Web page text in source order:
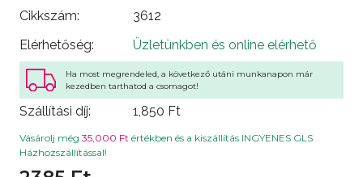
Cikkszám:
3612
Elérhetőség:
Üzletünkben és online elérhető
Ha most megrendeled, a következő utáni munkanapon már
kezedben tarthatod a csomagot!
Szállítási díj: 1,850 Ft
Vásárolj még 35,000 Ft értékben és a kiszállítás INGYENES GLS
Házhozszállítással!